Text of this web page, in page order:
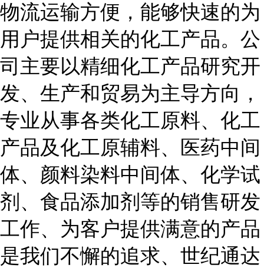
物流运输方便，能够快速的为
用户提供相关的化工产品。公
司主要以精细化工产品研究开
发、生产和贸易为主导方向，
专业从事各类化工原料、化工
产品及化工原辅料、医药中间
体、颜料染料中间体、化学试
剂、食品添加剂等的销售研发
工作、为客户提供满意的产品
是我们不懈的追求、世纪通达